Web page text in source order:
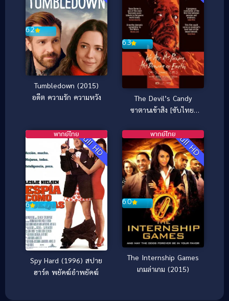
6.2
Tumbledown (2015)
อดีต ความรัก ความหวัง
6.3
The Devil’s Candy
ซาตานเข้าสิง [ซับไทย]
Full HD
6
พากย์ไทย
Spy Hard (1996) สปาย
ฮาร์ด พยัคฆ์อำพยัคฆ์
Full HD
6.0
พากย์ไทย
The Internship Games
เกมล่าเกม (2015)